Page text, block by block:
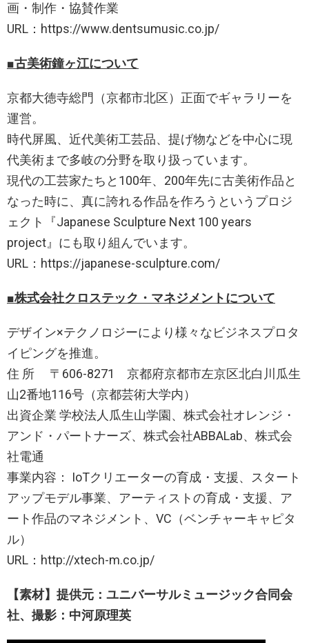
画・制作・協賛作業
URL：https://www.dentsumusic.co.jp/
■古美術鐘ヶ江について
京都大徳寺総門（京都市北区）正面でギャラリーを
運営。
時代屏風、近代美術工芸品、提げ物などを中心に現
代美術まで多岐の分野を取り扱っています。
現代の工芸家たちと100年、200年先に古美術作品と
なった時に、真に誇れる作品を作ろうというプロジ
ェクト『Japanese Sculpture Next 100 years
project』にも取り組んでいます。
URL：https://japanese-sculpture.com/
■株式会社クロステック・マネジメントについて
デザイン×テクノロジーにより様々なビジネスプロタ
イピングを推進。
住 所 〒606-8271 京都府京都市左京区北白川瓜生
山2番地116号（京都芸術大学内）
出資企業 学校法人瓜生山学園、株式会社オレンジ・
アンド・パートナーズ、株式会社ABBALab、株式会
社電通
事業内容： IoTクリエーターの育成・支援、スタート
アップモデル事業、アーティストの育成・支援、ア
ート作品のマネジメント、VC（ベンチャーキャピタ
ル）
URL：http://xtech-m.co.jp/
【素材】 提供元：ユニバーサルミュージック合同会
社、撮影：中河原理英